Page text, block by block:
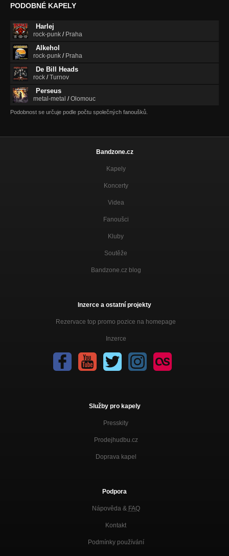
PODOBNÉ KAPELY
Harlej
rock-punk / Praha
Alkehol
rock-punk / Praha
De Bill Heads
rock /Turnov
Perseus
metal-metal /Olomouc
Podobnost se určuje podle počtu společných fanoušků.
Bandzone.cz
Kapely
Koncerty
Videa
Fanoušci
Kluby
Soutěže
Bandzone.cz blog
Inzerce a ostatní projekty
Rezervace top promo pozice na homepage
Inzerce
Služby pro kapely
Presskity
Prodejhudbu.cz
Doprava kapel
Podpora
Nápověda & FAQ
Kontakt
Podmínky používání